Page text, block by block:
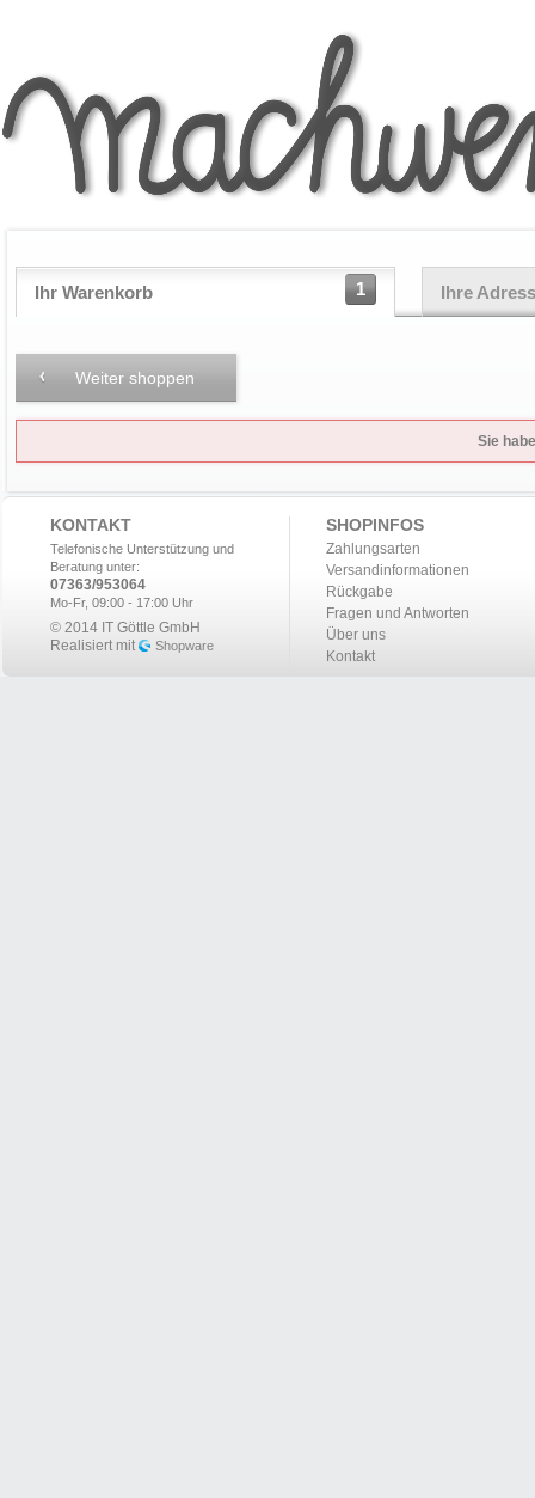
1
Ihr Warenkorb Ihre
Weiter shoppen
Sie
KONTAKT
Telefonische Unterstützung und
Beratung unter:
07363/953064
Mo-Fr, 09:00 - 17:00 Uhr
© 2014 IT Göttle GmbH
Realisiert mit
Shopware
SHOPINFOS
Zahlungsarten
Versandinformationen
Rückgabe
Fragen und Antworten
Über uns
Kontakt